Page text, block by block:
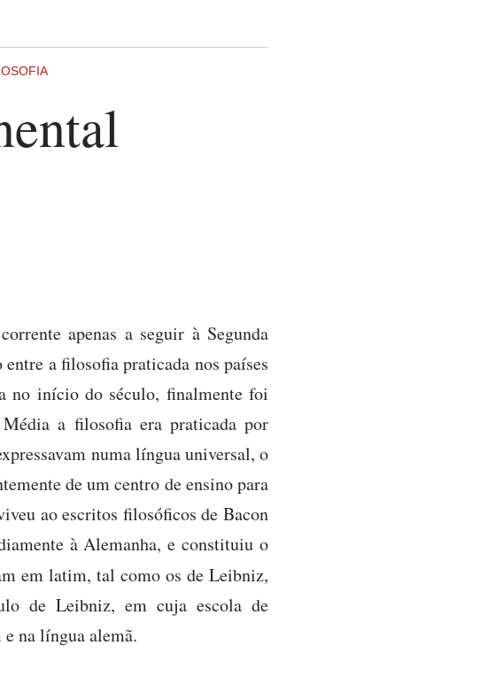
apenas a seguir à Segunda
a filosofia praticada nos países
no início do século, finalmente foi
a filosofia era praticada por
numa língua universal, o
de um centro de ensino para
ao escritos filosóficos de Bacon
à Alemanha, e constituiu o
em latim, tal como os de Leibniz,
de Leibniz, em cuja escola de
na língua alemã.